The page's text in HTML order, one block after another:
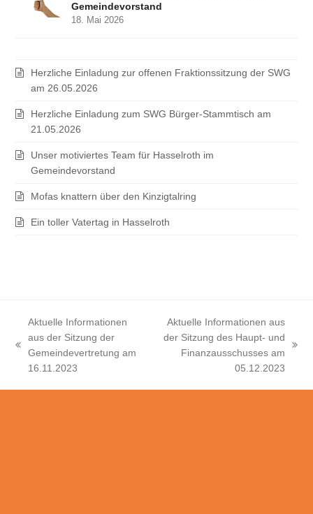
Gemeindevorstand
18. Mai 2026
Herzliche Einladung zur offenen Fraktionssitzung der SWG
am 26.05.2026
Herzliche Einladung zum SWG Bürger-Stammtisch am
21.05.2026
Unser motiviertes Team für Hasselroth im
Gemeindevorstand
Mofas knattern über den Kinzigtalring
Ein toller Vatertag in Hasselroth
vorheriger
Beitrag:
Aktuelle Informationen
aus der Sitzung der
Gemeindevertretung am
16.11.2023
Nächster
Aktuelle Informationen aus
der Sitzung des Haupt- und
Finanzausschusses am
05.12.2023